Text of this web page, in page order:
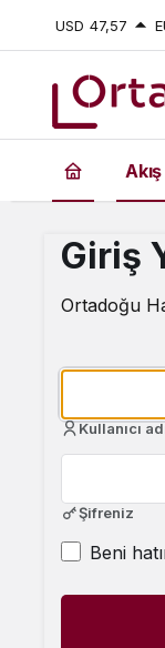
USD 47,57
Akış
Giriş
Ortadoğu
Kullanıcı
Şifreniz
Beni